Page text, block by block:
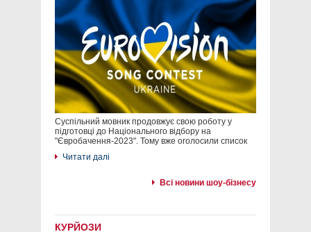
Суспільний мовник продовжує свою роботу у
підготовці до Національного відбору на
"Євробачення-2023". Тому вже оголосили список
Читати далі
Всі новини шоу-бізнесу
КУРЙОЗИ